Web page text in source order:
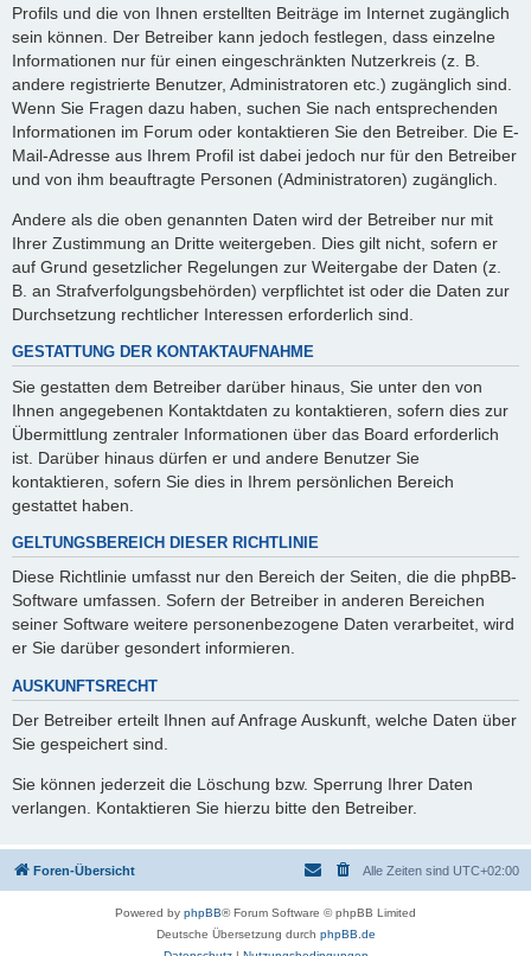
Profils und die von Ihnen erstellten Beiträge im Internet zugänglich
sein können. Der Betreiber kann jedoch festlegen, dass einzelne
Informationen nur für einen eingeschränkten Nutzerkreis (z. B.
andere registrierte Benutzer, Administratoren etc.) zugänglich sind.
Wenn Sie Fragen dazu haben, suchen Sie nach entsprechenden
Informationen im Forum oder kontaktieren Sie den Betreiber. Die E-
Mail-Adresse aus Ihrem Profil ist dabei jedoch nur für den Betreiber
und von ihm beauftragte Personen (Administratoren) zugänglich.
Andere als die oben genannten Daten wird der Betreiber nur mit
Ihrer Zustimmung an Dritte weitergeben. Dies gilt nicht, sofern er
auf Grund gesetzlicher Regelungen zur Weitergabe der Daten (z.
B. an Strafverfolgungsbehörden) verpflichtet ist oder die Daten zur
Durchsetzung rechtlicher Interessen erforderlich sind.
GESTATTUNG DER KONTAKTAUFNAHME
Sie gestatten dem Betreiber darüber hinaus, Sie unter den von
Ihnen angegebenen Kontaktdaten zu kontaktieren, sofern dies zur
Übermittlung zentraler Informationen über das Board erforderlich
ist. Darüber hinaus dürfen er und andere Benutzer Sie
kontaktieren, sofern Sie dies in Ihrem persönlichen Bereich
gestattet haben.
GELTUNGSBEREICH DIESER RICHTLINIE
Diese Richtlinie umfasst nur den Bereich der Seiten, die die phpBB-
Software umfassen. Sofern der Betreiber in anderen Bereichen
seiner Software weitere personenbezogene Daten verarbeitet, wird
er Sie darüber gesondert informieren.
AUSKUNFTSRECHT
Der Betreiber erteilt Ihnen auf Anfrage Auskunft, welche Daten über
Sie gespeichert sind.
Sie können jederzeit die Löschung bzw. Sperrung Ihrer Daten
verlangen. Kontaktieren Sie hierzu bitte den Betreiber.
Foren-Übersicht Alle Zeiten sind UTC+02:00
Powered by phpBB® Forum Software © phpBB Limited
Deutsche Übersetzung durch phpBB.de